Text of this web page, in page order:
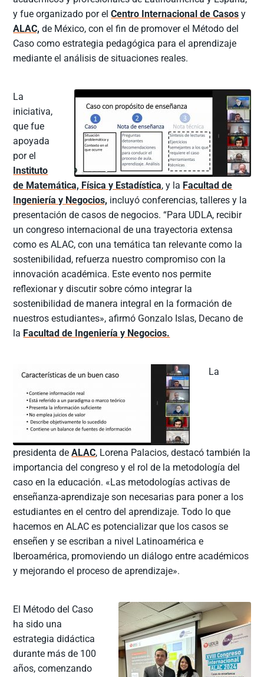
y fue organizado por elCentro Internacional de Casos y
ALAC, de México, con el fin de promover el Método del
Caso como estrategia pedagógica para el aprendizaje
mediante el análisis de situaciones reales.
La
iniciativa,
que fue
apoyada
por el
Instituto
de Matemática, Física y Estadística, y la Facultad de
Ingeniería y Negocios, incluyó conferencias, talleres y la
presentación de casos de negocios. “Para UDLA, recibir
un congreso internacional de una trayectoria extensa
como es ALAC, con una temática tan relevante como la
sostenibilidad, refuerza nuestro compromiso con la
innovación académica. Este evento nos permite
reflexionar y discutir sobre cómo integrar la
sostenibilidad de manera integral en la formación de
nuestros estudiantes», afirmó Gonzalo Islas, Decano de
la Facultad de Ingeniería y Negocios.
La
presidenta deALAC, Lorena Palacios, destacó también la
importancia del congreso y el rol de la metodología del
caso en la educación. «Las metodologías activas de
enseñanza-aprendizaje son necesarias para poner a los
estudiantes en el centro del aprendizaje. Todo lo que
hacemos en ALAC es potencializar que los casos se
enseñen y se escriban a nivel Latinoamérica e
Iberoamérica, promoviendo un diálogo entre académicos
y mejorando el proceso de aprendizaje».
El Método del Caso
ha sido una
estrategia didáctica
durante más de 100
años, comenzando